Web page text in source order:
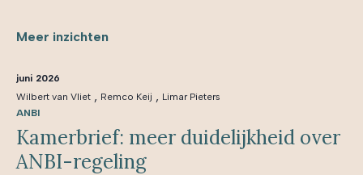
Meer inzichten
juni 2026
Wilbert van Vliet , Remco Keij , Limar Pieters
ANBI
Kamerbrief: meer duidelijkheid over
ANBI-regeling